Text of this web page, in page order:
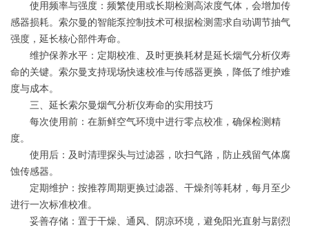
使用频率与强度：频繁使用或长期检测高浓度气体，会增加传
感器损耗。索尔曼的智能泵控制技术可根据检测需求自动调节抽气
强度，延长核心部件寿命。
维护保养水平：定期校准、及时更换耗材是延长烟气分析仪寿
命的关键。索尔曼支持现场快速校准与传感器更换，降低了维护难
度与成本。
三、延长索尔曼烟气分析仪寿命的实用技巧
每次使用前：在新鲜空气环境中进行零点校准，确保检测精
度。
使用后：及时清理探头与过滤器，吹扫气路，防止残留气体腐
蚀传感器。
定期维护：按推荐周期更换过滤器、干燥剂等耗材，每月至少
进行一次标准校准。
妥善存储：置于干燥、通风、阴凉环境，避免阳光直射与剧烈